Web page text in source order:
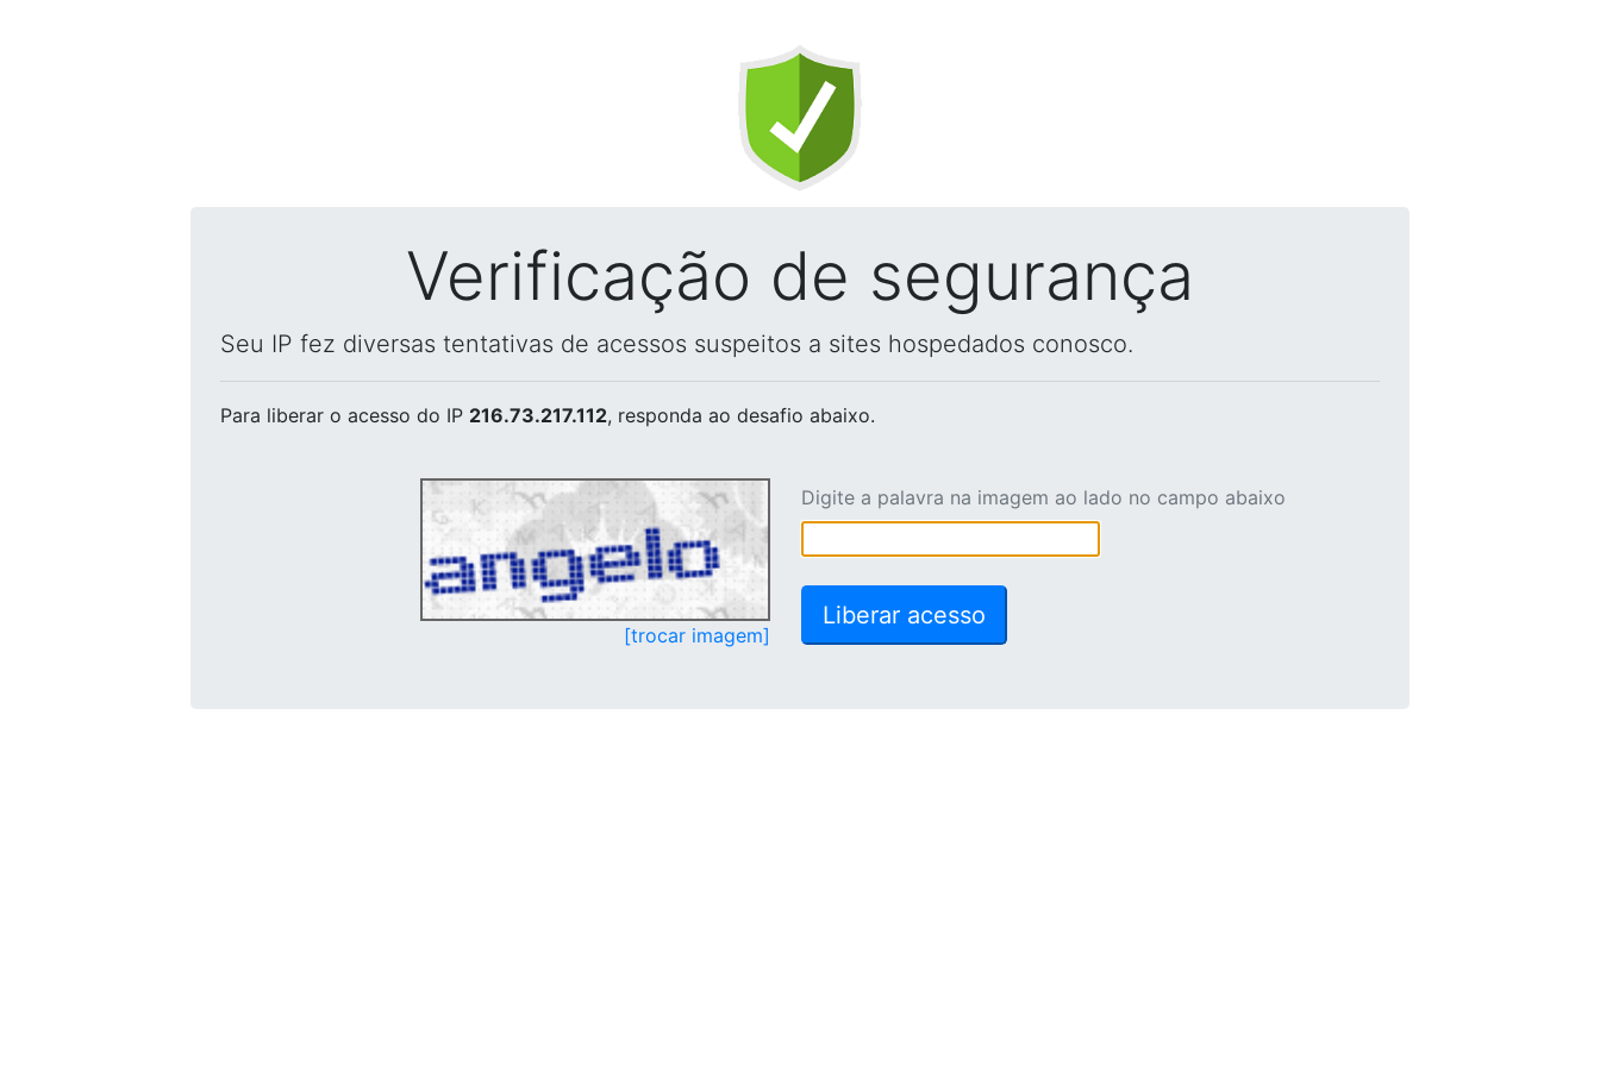
Verificação de segurança
Seu IP fez diversas tentativas de acessos suspeitos a sites hospedados conosco.
Para liberar o acesso do IP 216.73.217.112, responda ao desafio abaixo.
[trocar imagem]
Digite a palavra na imagem ao lado no campo abaixo